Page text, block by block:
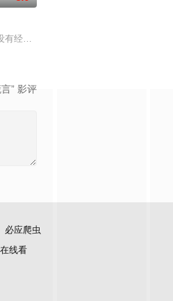
自一人踏上穿越西德克萨斯州的旅程，寻
经验的作家志愿者耶的粉丝sean咖啡厅
” 影评
必应爬虫
线看